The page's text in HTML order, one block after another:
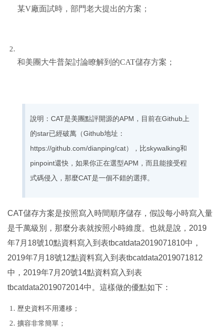
某V廠面試時，部門老大提出的方案；
和美團大牛普架討論瞭解到的CAT儲存方案；
說明：CAT是美團點評開源的APM，目前在Github上
的star已經破萬（Github地址：
https://github.com/dianping/cat），比skywalking和
pinpoint還快，如果你正在選型APM，而且能接受程
式碼侵入，那麼CAT是一個不錯的選擇。
CAT儲存方案是按照寫入時間順序儲存，假設每小時寫入量
是千萬級別，那麼分表就按照小時維度。也就是說，2019
年7月18號10點資料寫入到表tbcatdata2019071810中，
2019年7月18號12點資料寫入到表tbcatdata2019071812
中，2019年7月20號14點資料寫入到表
tbcatdata2019072014中。這樣做的優點如下：
歷史資料不用遷移；
擴容非常簡單；